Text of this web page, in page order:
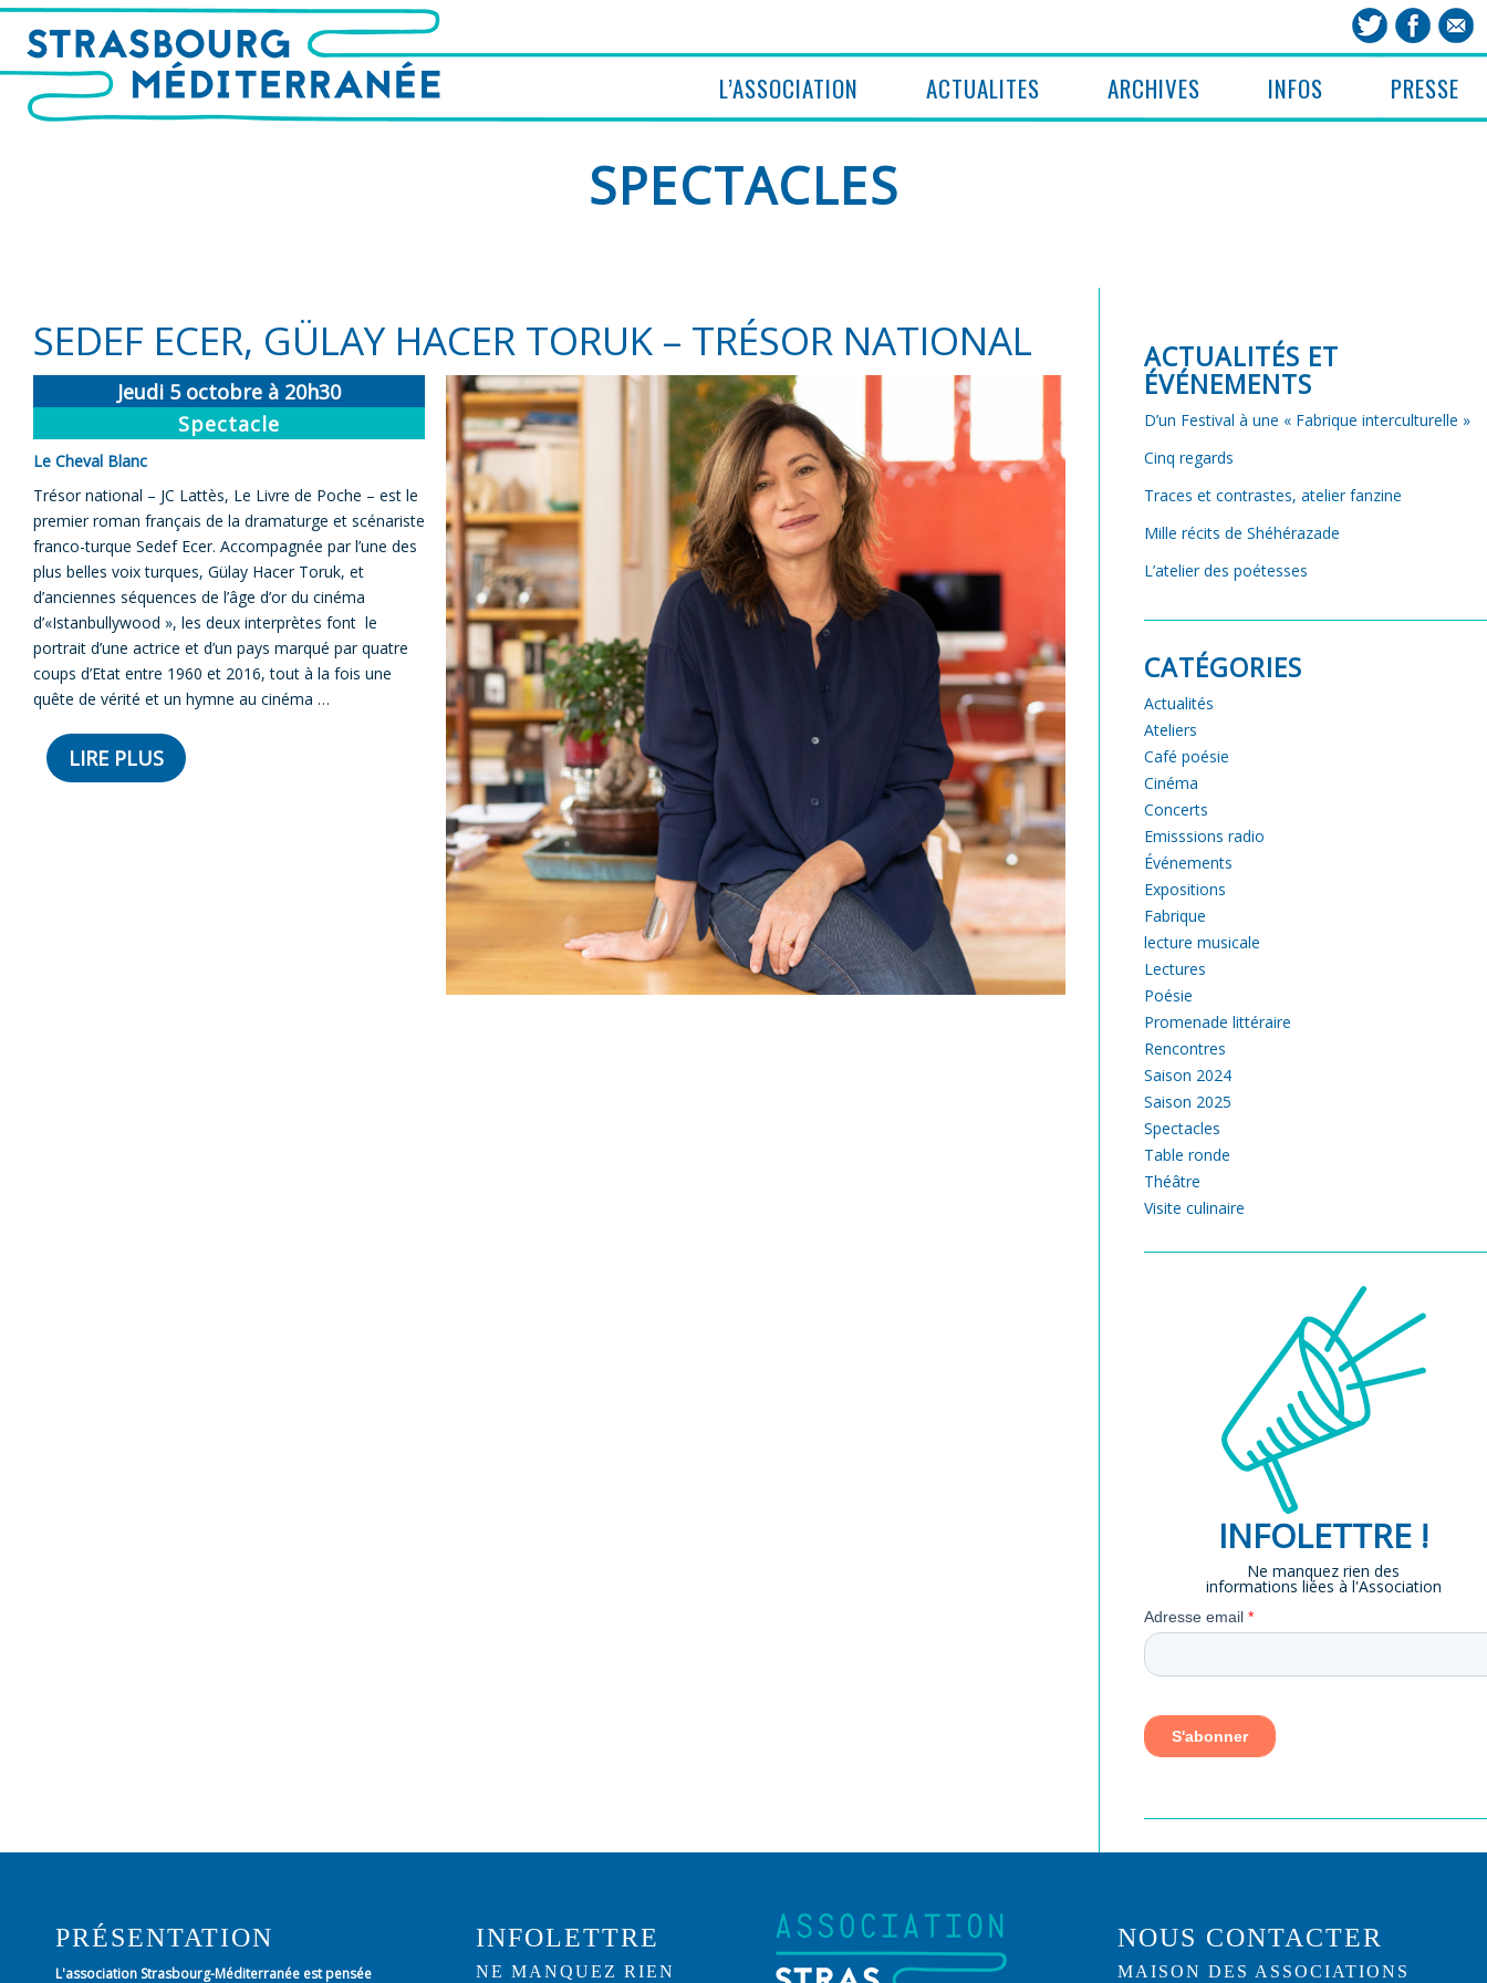
L’ASSOCIATION ACTUALITES ARCHIVES INFOS PRESSE
SPECTACLES
SEDEF ECER, GÜLAY HACER TORUK – TRÉSOR NATIONAL
Jeudi 5 octobre à 20h30
Spectacle
Le Cheval Blanc
Trésor national – JC Lattès, Le Livre de Poche – est le
premier roman français de la dramaturge et scénariste
franco-turque Sedef Ecer. Accompagnée par l’une des
plus belles voix turques, Gülay Hacer Toruk, et
d’anciennes séquences de l’âge d’or du cinéma
d’«Istanbullywood », les deux interprètes font le
portrait d’une actrice et d’un pays marqué par quatre
coups d’Etat entre 1960 et 2016, tout à la fois une
quête de vérité et un hymne au cinéma …
LIRE PLUS
ACTUALITÉS ET
ÉVÉNEMENTS
D’un Festival à une « Fabrique interculturelle »
Cinq regards
Traces et contrastes, atelier fanzine
Mille récits de Shéhérazade
L’atelier des poétesses
CATÉGORIES
Actualités
Ateliers
Café poésie
Cinéma
Concerts
Emisssions radio
Événements
Expositions
Fabrique
lecture musicale
Lectures
Poésie
Promenade littéraire
Rencontres
Saison 2024
Saison 2025
Spectacles
Table ronde
Théâtre
Visite culinaire
INFOLETTRE !
Ne manquez rien des
informations liées à l'Association
PRÉSENTATION
L'association Strasbourg-Méditerranée est pensée
INFOLETTRE
NE MANQUEZ RIEN
NOUS CONTACTER
MAISON DES ASSOCIATIONS